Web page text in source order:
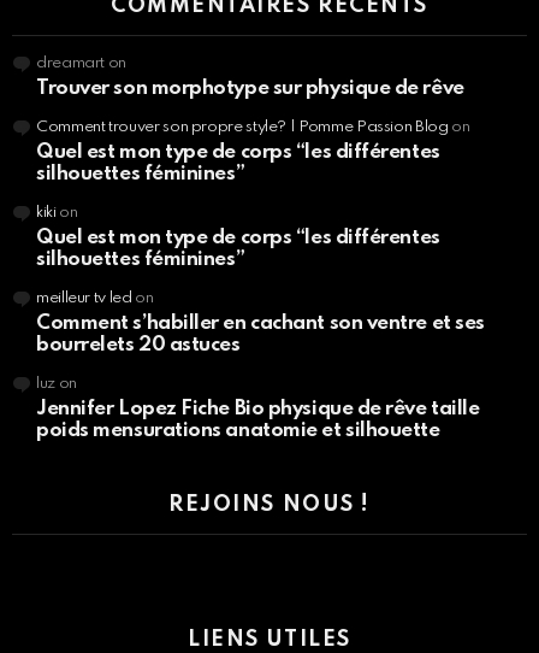
COMMENTAIRES RÉCENTS
dreamart on
Trouver son morphotype sur physique de rêve
Comment trouver son propre style? | Pomme Passion Blog on
Quel est mon type de corps “les différentes
silhouettes féminines”
kikion
Quel est mon type de corps “les différentes
silhouettes féminines”
meilleur tv led on
Comment s’habiller en cachant son ventre et ses
bourrelets 20 astuces
luzon
Jennifer Lopez Fiche Bio physique de rêve taille
poids mensurations anatomie et silhouette
REJOINS NOUS !
LIENS UTILES